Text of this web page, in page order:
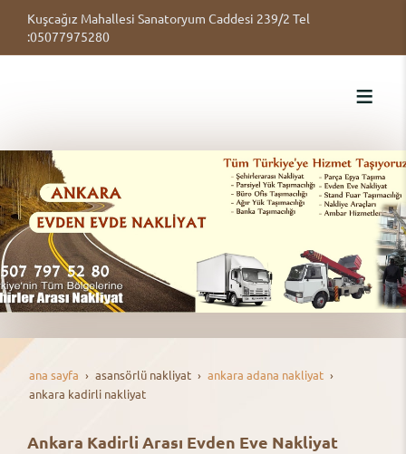
Kuşcağız Mahallesi Sanatoryum Caddesi 239/2 Tel
:05077975280
ana sayfa asansörlü nakli̇yat
ankara adana nakliyat
ankara kadirli nakliyat
Ankara Kadirli Arası Evden Eve Nakliyat